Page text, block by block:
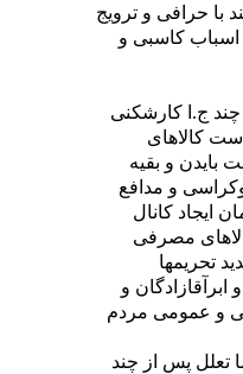
با حرافی و ترویج
کاسبی و
چند ج.ا کارشکنی
کالاهای
بایدن و بقیه
و مدافع
ایجاد کانال
مصرفی
تحریمها
و
و عمومی مردم
تعلل پس از چند